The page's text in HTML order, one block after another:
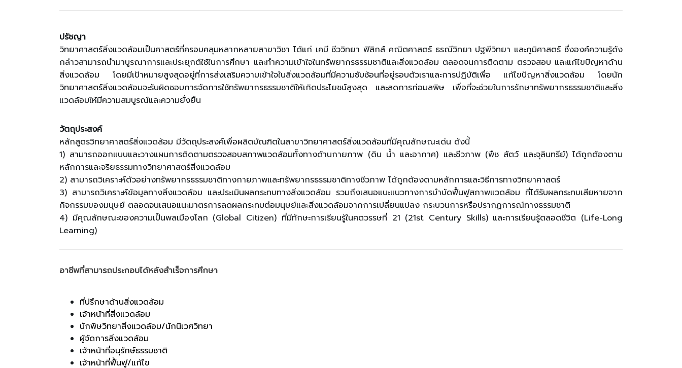
ปรัชญา
วิทยาศาสตร์สิ่งแวดล้อมเป็นศาสตร์ที่ครอบคลุมหลากหลายสาขาวิชา ได้แก่ เคมี ชีววิทยา ฟิสิกส์ คณิตศาสตร์ ธรณีวิทยา ปฐพีวิทยา และภูมิศาสตร์ ซึ่งองค์ความรู้ดัง
กล่าวสามารถนำมาบูรณาการและประยุกต์ใช้ในการศึกษา และทำความเข้าใจในทรัพยากรธรรมชาติและสิ่งแวดล้อม ตลอดจนการติดตาม ตรวจสอบ และแก้ไขปัญหาด้าน
สิ่งแวดล้อม โดยมีเป้าหมายสูงสุดอยู่ที่การส่งเสริมความเข้าใจในสิ่งแวดล้อมที่มีความซับซ้อนที่อยู่รอบตัวเราและการปฏิบัติเพื่อ แก้ไขปัญหาสิ่งแวดล้อม โดยนัก
วิทยาศาสตร์สิ่งแวดล้อมจะรับผิดชอบการจัดการใช้ทรัพยากรธรรมชาติให้เกิดประโยชน์สูงสุด และลดการก่อมลพิษ เพื่อที่จะช่วยในการรักษาทรัพยากรธรรมชาติและสิ่ง
แวดล้อมให้มีความสมบูรณ์และความยั่งยืน
วัตถุประสงค์
หลักสูตรวิทยาศาสตร์สิ่งแวดล้อม มีวัตถุประสงค์เพื่อผลิตบัณฑิตในสาขาวิทยาศาสตร์สิ่งแวดล้อมที่มีคุณลักษณะเด่น ดังนี้
1) สามารถออกแบบและวางแผนการติดตามตรวจสอบสภาพแวดล้อมทั้งทางด้านกายภาพ (ดิน น้ำ และอากาศ) และชีวภาพ (พืช สัตว์ และจุลินทรีย์) ได้ถูกต้องตาม
หลักการและจริยธรรมทางวิทยาศาสตร์สิ่งแวดล้อม
2) สามารถวิเคราะห์ตัวอย่างทรัพยากรธรรมชาติทางกายภาพและทรัพยากรธรรมชาติทางชีวภาพ ได้ถูกต้องตามหลักการและวิธีการทางวิทยาศาสตร์
3) สามารถวิเคราะห์ข้อมูลทางสิ่งแวดล้อม และประเมินผลกระทบทางสิ่งแวดล้อม รวมถึงเสนอแนะแนวทางการบำบัดฟื้นฟูสภาพแวดล้อม ที่ได้รับผลกระทบเสียหายจาก
กิจกรรมของมนุษย์ ตลอดจนเสนอแนะมาตรการลดผลกระทบต่อมนุษย์และสิ่งแวดล้อมจากการเปลี่ยนแปลง กระบวนการหรือปรากฏการณ์ทางธรรมชาติ
4) มีคุณลักษณะของความเป็นพลเมืองโลก (Global Citizen) ที่มีทักษะการเรียนรู้ในศตวรรษที่ 21 (21st Century Skills) และการเรียนรู้ตลอดชีวิต (Life-Long
Learning)
อาชีพที่สามารถประกอบได้หลังสำเร็จการศึกษา
ที่ปรึกษาด้านสิ่งแวดล้อม
เจ้าหน้าที่สิ่งแวดล้อม
นักพิษวิทยาสิ่งแวดล้อม/นักนิเวศวิทยา
ผู้จัดการสิ่งแวดล้อม
เจ้าหน้าที่อนุรักษ์ธรรมชาติ
เจ้าหน้าที่ฟื้นฟู/แก้ไข